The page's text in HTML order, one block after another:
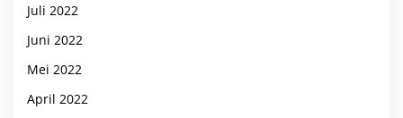
Juli 2022
Juni 2022
Mei 2022
April 2022